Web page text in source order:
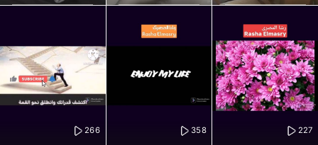
266 358 227